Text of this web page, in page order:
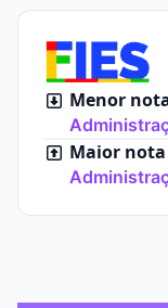
Menor
Maior nota